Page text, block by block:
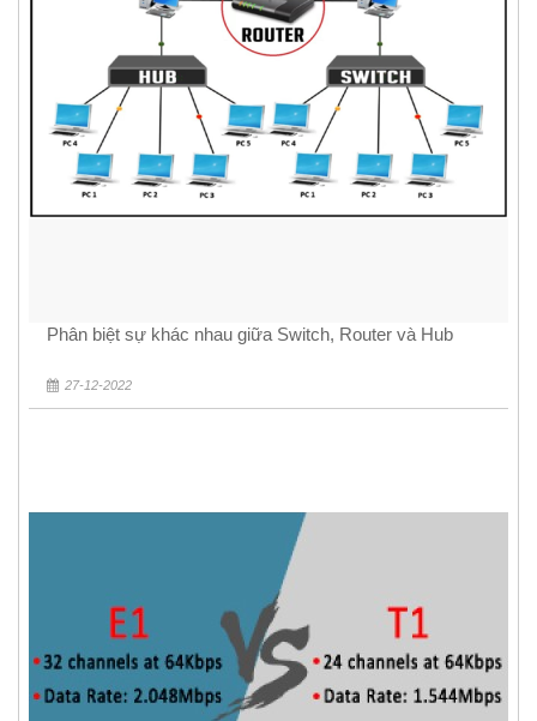
Phân biệt sự khác nhau giữa Switch, Router và Hub
27-12-2022